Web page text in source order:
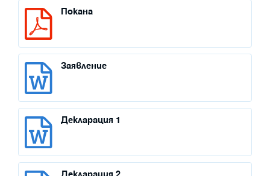
Покана
Заявление
Декларация 1